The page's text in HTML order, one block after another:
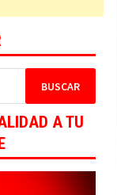
A TU